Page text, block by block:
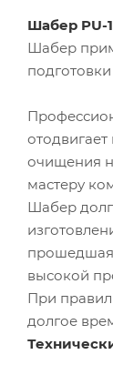
Шабер PU-
Шабер
очищения
мастеру
Шабер
прошедшая
высокой
При
долгое